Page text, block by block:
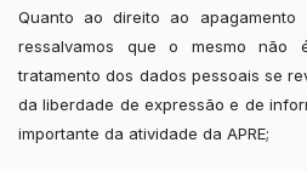
Quanto ao direito ao apagamento
ressalvamos que o mesmo não
tratamento dos dados pessoais se
da liberdade de expressão e de
importante da atividade da APRE;